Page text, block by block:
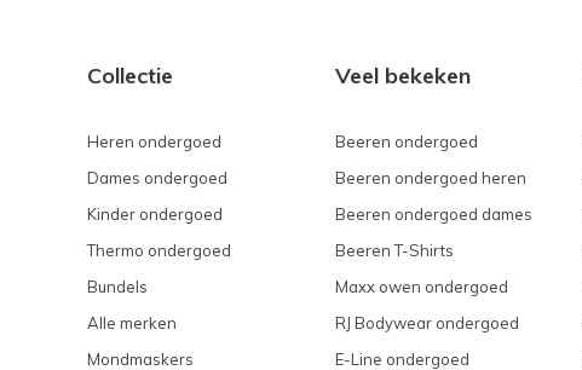
Collectie
Heren ondergoed
Dames ondergoed
Kinder ondergoed
Thermo ondergoed
Bundels
Alle merken
Mondmaskers
Veel bekeken
Beeren ondergoed
Beeren ondergoed heren
Beeren ondergoed dames
Beeren T-Shirts
Maxx owen ondergoed
RJ Bodywear ondergoed
E-Line ondergoed